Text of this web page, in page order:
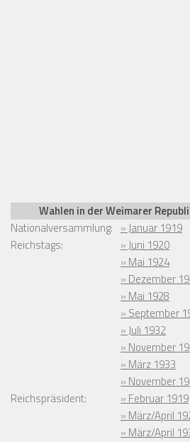
Wahlen in der Weimarer
Nationalversammlung: » Januar 1919
Reichstags:
» Juni 1920
» Mai 1924
» Dezember
» Mai 1928
» September
» Juli 1932
» November
» März 1933
» November
Reichspräsident:
» Februar 1919
» März/April
» März/April